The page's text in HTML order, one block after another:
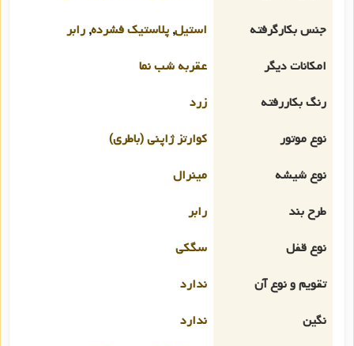
جنس بکارگرفته
استیل, پلاستیک فشرده, رابر
امکانات دیگر
عقربه شب نما
رنگ بکاررفته
زرد
نوع موتور
کوارتز ژاپنی (باطری)
نوع شیشه
مینرال
طرح بند
رابر
نوع قفل
سگکی
تقویم و نوع آن
ندارد
نگین
ندارد